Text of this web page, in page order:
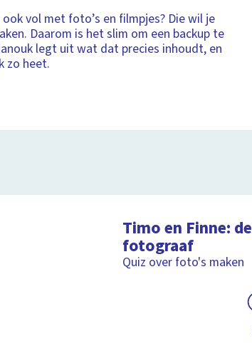
vol met foto’s en filmpjes? Die wil je
Daarom is het slim om een backup te
legt uit wat dat precies inhoudt, en
zo heet.
Timo en Finne: de
fotograaf
Quiz over foto's maken